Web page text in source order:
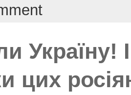
Україну!
цих